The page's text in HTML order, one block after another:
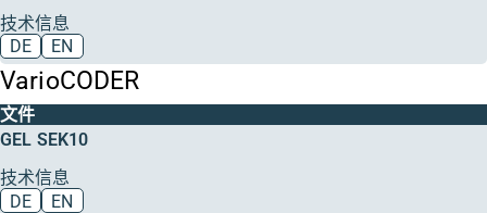
技术信息
DE
EN
VarioCODER
文件
GEL SEK10
技术信息
DE
EN